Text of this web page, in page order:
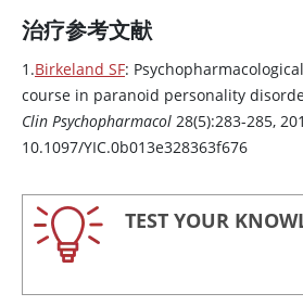
治疗参考文献
1.Birkeland SF:
course in paranoid personality
Clin Psychopharmacol 28(5):283-285,
10.1097/YIC.0b013e328363f676
TEST YOUR